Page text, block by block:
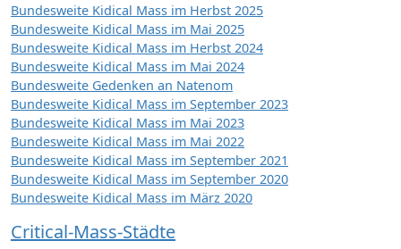
Bundesweite Kidical Mass im Herbst 2025
Bundesweite Kidical Mass im Mai 2025
Bundesweite Kidical Mass im Herbst 2024
Bundesweite Kidical Mass im Mai 2024
Bundesweite Gedenken an Natenom
Bundesweite Kidical Mass im September 2023
Bundesweite Kidical Mass im Mai 2023
Bundesweite Kidical Mass im Mai 2022
Bundesweite Kidical Mass im September 2021
Bundesweite Kidical Mass im September 2020
Bundesweite Kidical Mass im März 2020
Critical-Mass-Städte